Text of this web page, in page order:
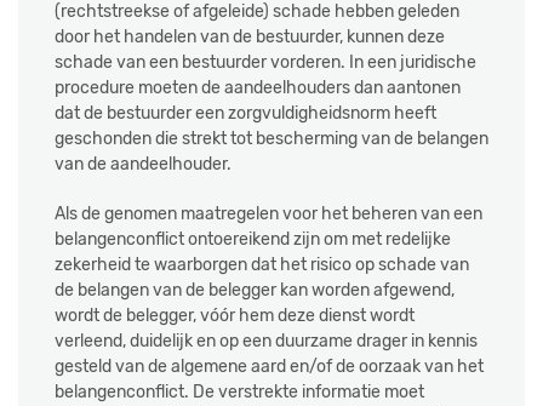
(rechtstreekse of afgeleide) schade hebben geleden
door het handelen van de bestuurder, kunnen deze
schade van een bestuurder vorderen. In een juridische
procedure moeten de aandeelhouders dan aantonen
dat de bestuurder een zorgvuldigheidsnorm heeft
geschonden die strekt tot bescherming van de belangen
van de aandeelhouder.
Als de genomen maatregelen voor het beheren van een
belangenconflict ontoereikend zijn om met redelijke
zekerheid te waarborgen dat het risico op schade van
de belangen van de belegger kan worden afgewend,
wordt de belegger, vóór hem deze dienst wordt
verleend, duidelijk en op een duurzame drager in kennis
gesteld van de algemene aard en/of de oorzaak van het
belangenconflict. De verstrekte informatie moet